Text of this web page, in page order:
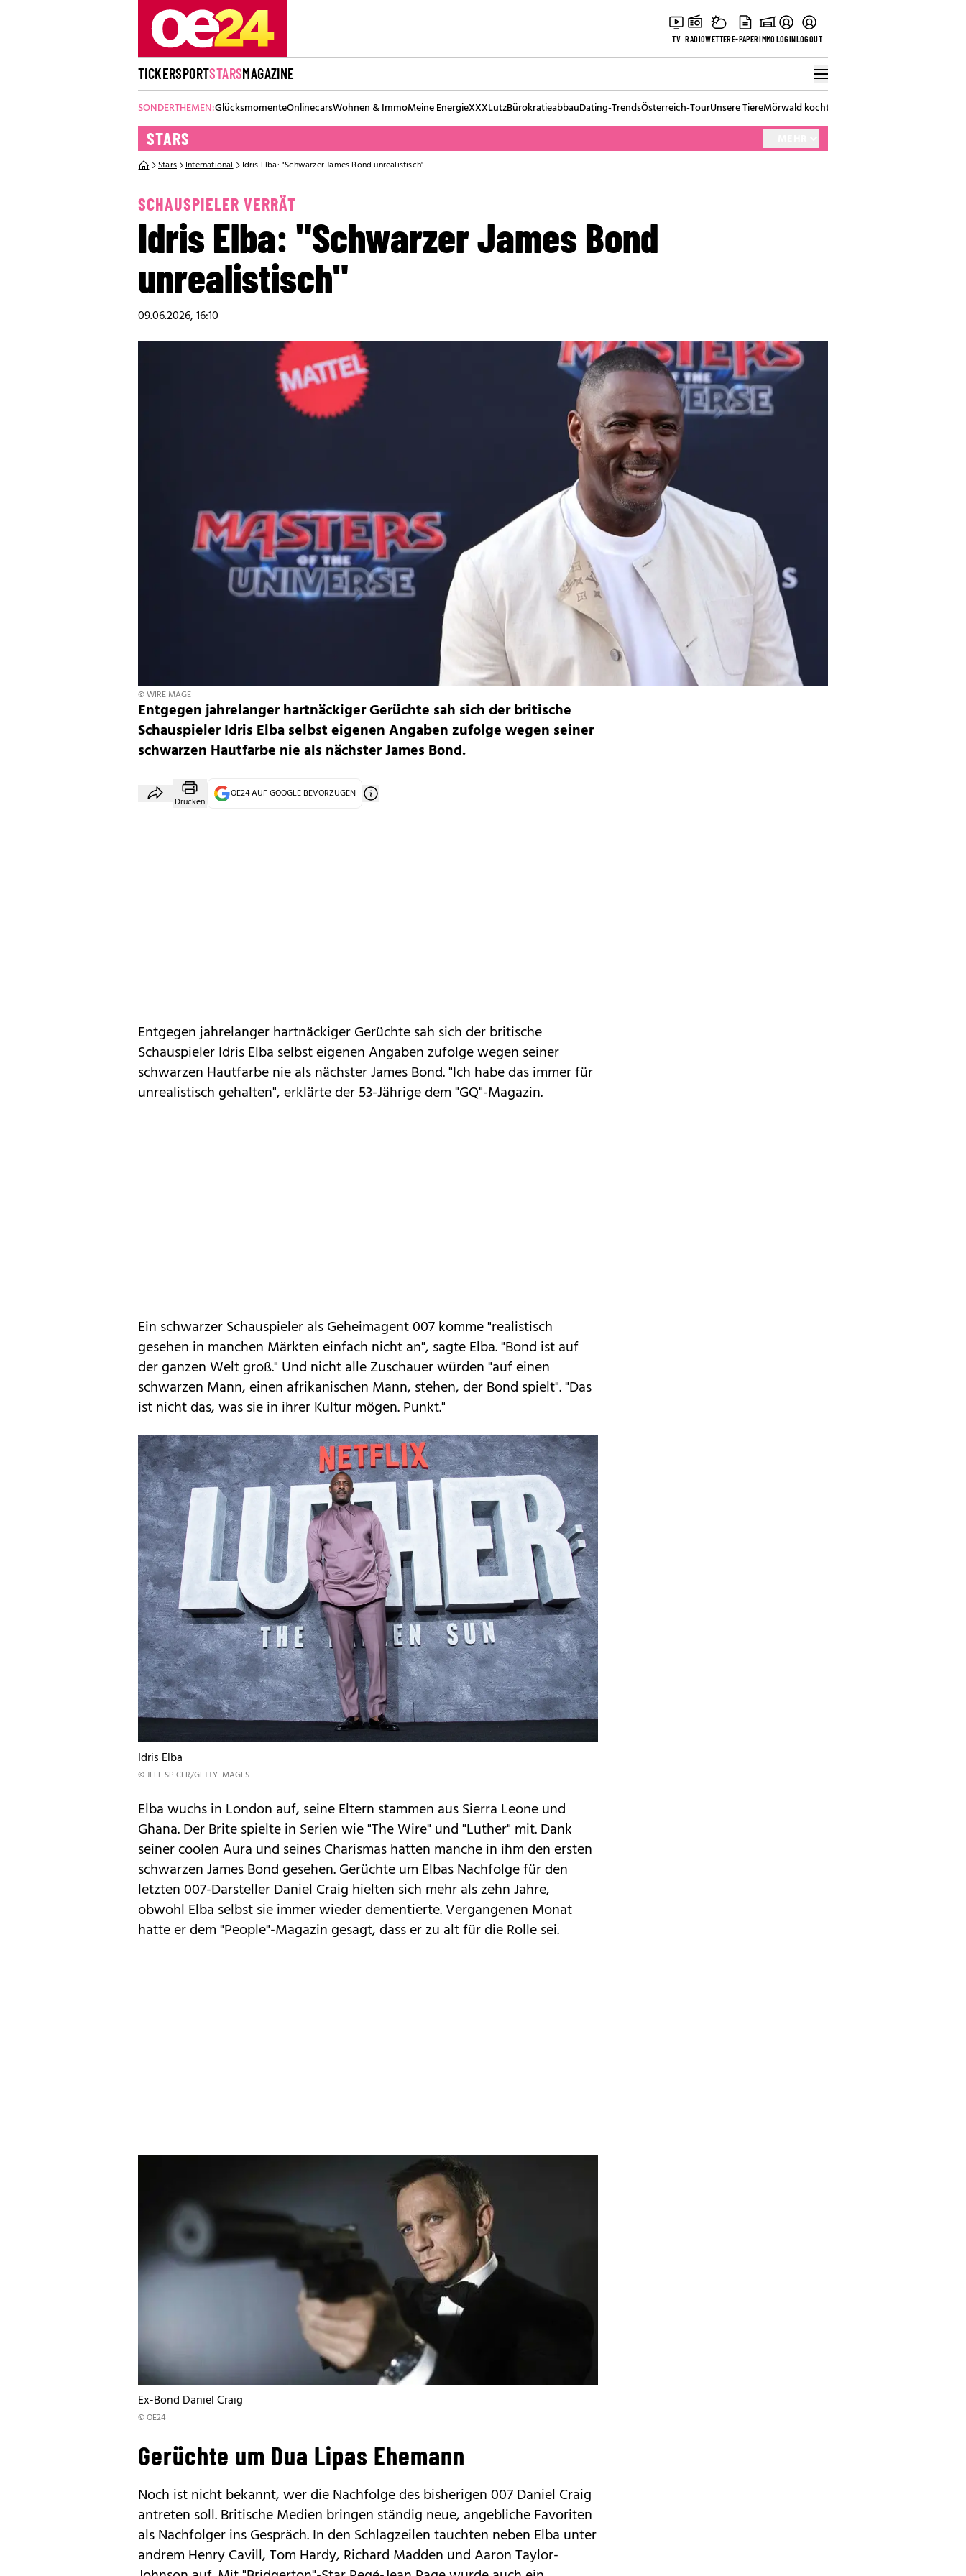
TV RADIOWETTERE-PAPERIMMOLOGINLOGOUT
TICKERSPORTSTARSMAGAZINE
SONDERTHEMEN:GlücksmomenteOnlinecarsWohnen & ImmoMeine EnergieXXXLutzBürokratieabbauDating-TrendsÖsterreich-TourUnsere TiereMörwald kocht
STARS
Stars International Idris Elba: "Schwarzer James Bond unrealistisch"
SCHAUSPIELER VERRÄT
Idris Elba: "Schwarzer James Bond
unrealistisch"
09.06.2026, 16:10
© WIREIMAGE
Entgegen jahrelanger hartnäckiger Gerüchte sah sich der britische
Schauspieler Idris Elba selbst eigenen Angaben zufolge wegen seiner
schwarzen Hautfarbe nie als nächster James Bond.
Drucken
OE24 AUF GOOGLE BEVORZUGEN
Entgegen jahrelanger hartnäckiger Gerüchte sah sich der britische
Schauspieler Idris Elba selbst eigenen Angaben zufolge wegen seiner
schwarzen Hautfarbe nie als nächster James Bond. "Ich habe das immer für
unrealistisch gehalten", erklärte der 53-Jährige dem "GQ"-Magazin.
Ein schwarzer Schauspieler als Geheimagent 007 komme "realistisch
gesehen in manchen Märkten einfach nicht an", sagte Elba. "Bond ist auf
der ganzen Welt groß." Und nicht alle Zuschauer würden "auf einen
schwarzen Mann, einen afrikanischen Mann, stehen, der Bond spielt". "Das
ist nicht das, was sie in ihrer Kultur mögen. Punkt."
Idris Elba
© JEFF SPICER/GETTY IMAGES
Elba wuchs in London auf, seine Eltern stammen aus Sierra Leone und
Ghana. Der Brite spielte in Serien wie "The Wire" und "Luther" mit. Dank
seiner coolen Aura und seines Charismas hatten manche in ihm den ersten
schwarzen James Bond gesehen. Gerüchte um Elbas Nachfolge für den
letzten 007-Darsteller Daniel Craig hielten sich mehr als zehn Jahre,
obwohl Elba selbst sie immer wieder dementierte. Vergangenen Monat
hatte er dem "People"-Magazin gesagt, dass er zu alt für die Rolle sei.
Ex-Bond Daniel Craig
© OE24
Gerüchte um Dua Lipas Ehemann
Noch ist nicht bekannt, wer die Nachfolge des bisherigen 007 Daniel Craig
antreten soll. Britische Medien bringen ständig neue, angebliche Favoriten
als Nachfolger ins Gespräch. In den Schlagzeilen tauchten neben Elba unter
andrem Henry Cavill, Tom Hardy, Richard Madden und Aaron Taylor-